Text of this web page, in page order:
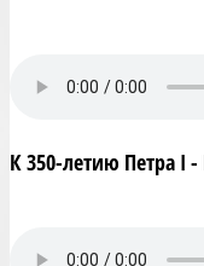
К 350-летию Петра I